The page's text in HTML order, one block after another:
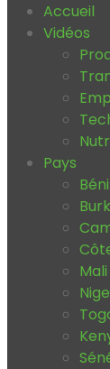
Accueil
Vidéos
Pays
Mali